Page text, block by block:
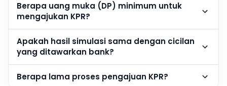
Berapa uang muka (DP) minimum untuk
mengajukan KPR?
Apakah hasil simulasi sama dengan cicilan
yang ditawarkan bank?
Berapa lama proses pengajuan KPR?